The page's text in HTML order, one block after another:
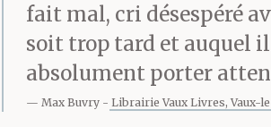
Ils t’ont battu.
Beaucoup. Ils t’ont
gardé deux jours
fait mal, cri désespéré
soit trop tard et auquel
absolument porter
Max Buvry Librairie Vaux Livres, Vaux-